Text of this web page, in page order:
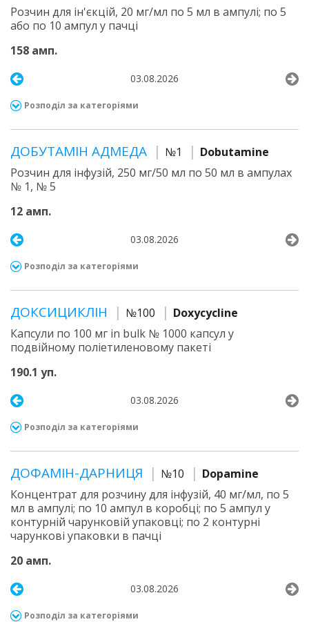
Розчин для ін'єкцій, 20 мг/мл по 5 мл в ампулі; по 5
або по 10 ампул у пачці
158 амп.
03.08.2026
Розподіл за категоріями
ДОБУТАМІН АДМЕДА №1
Dobutamine
Розчин для інфузій, 250 мг/50 мл по 50 мл в ампулах
№ 1, № 5
12 амп.
03.08.2026
Розподіл за категоріями
ДОКСИЦИКЛІН №100
Doxycycline
Капсули по 100 мг in bulk № 1000 капсул у
подвійному поліетиленовому пакеті
190.1 уп.
03.08.2026
Розподіл за категоріями
ДОФАМІН-ДАРНИЦЯ №10
Dopamine
Концентрат для розчину для інфузій, 40 мг/мл, по 5
мл в ампулі; по 10 ампул в коробці; по 5 ампул у
контурній чарунковій упаковці; по 2 контурні
чарункові упаковки в пачці
20 амп.
03.08.2026
Розподіл за категоріями